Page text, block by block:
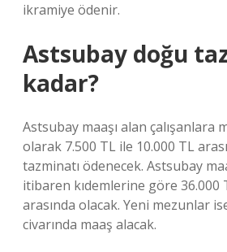
ikramiye ödenir.
Astsubay doğu
kadar?
Astsubay maaşı alan çalışanlara
olarak 7.500 TL ile 10.000 TL
tazminatı ödenecek. Astsubay
itibaren kıdemlerine göre 36.000
arasında olacak. Yeni mezunlar
civarında maaş alacak.